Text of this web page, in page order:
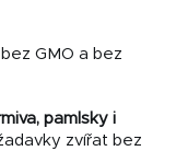
GMO a bez
pamlsky i
zvířat bez